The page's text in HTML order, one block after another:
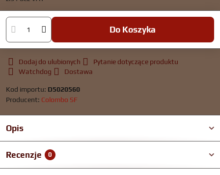
Do Koszyka
Dodaj do ulubionych
Pytanie dotyczące produktu
Watchdog
Dostawa
Kod importu: D5020560
Producent: Colombo SF
Opis
Recenzje 0